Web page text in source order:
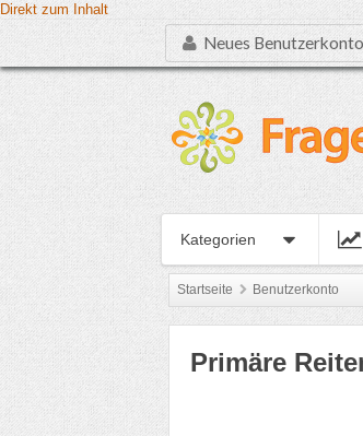
Direkt zum Inhalt
Neues
Kategorien
Startseite Benutzerkonto
Primäre